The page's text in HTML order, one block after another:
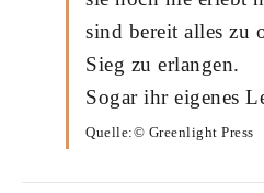
sind bereit alles zu
Sieg zu erlangen.
Sogar ihr eigenes
Quelle:© Greenlight Press